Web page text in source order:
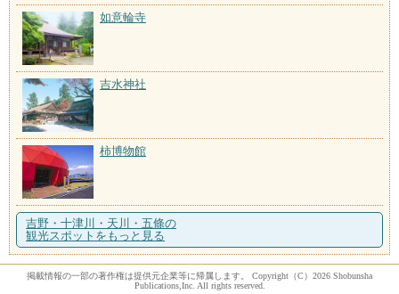
如意輪寺
吉水神社
柿博物館
吉野・十津川・天川・五條の
観光スポットをもっと見る
掲載情報の一部の著作権は提供元企業等に帰属します。 Copyright（C）2026 Shobunsha
Publications,Inc. All rights reserved.